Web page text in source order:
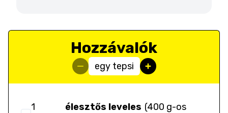
Hozzávalók
egy tepsi
1
élesztős leveles (400 g-os